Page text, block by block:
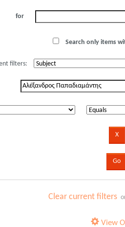
for
Search only items
filters:
Clear current filters
View